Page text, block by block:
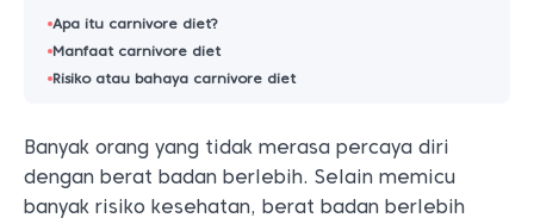
Apa itu carnivore diet?
Manfaat carnivore diet
Risiko atau bahaya carnivore diet
Banyak orang yang tidak merasa percaya diri
dengan berat badan berlebih. Selain memicu
banyak risiko kesehatan, berat badan berlebih